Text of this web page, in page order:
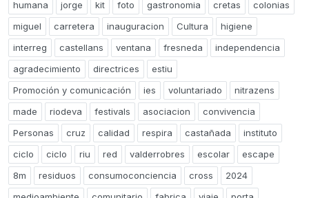
humana
jorge kit foto gastronomia cretas
colonias
miguel
carretera inauguracion Cultura
higiene
interreg
castellans ventana fresneda
independencia
agradecimiento
directrices
estiu
Promoción y comunicación
ies voluntariado
nitrazens
made
riodeva festivals asociacion
convivencia
Personas
cruz calidad respira castañada
instituto
ciclo
ciclo riu red valderrobres escolar
escape
8m
residuos consumoconciencia cross
2024